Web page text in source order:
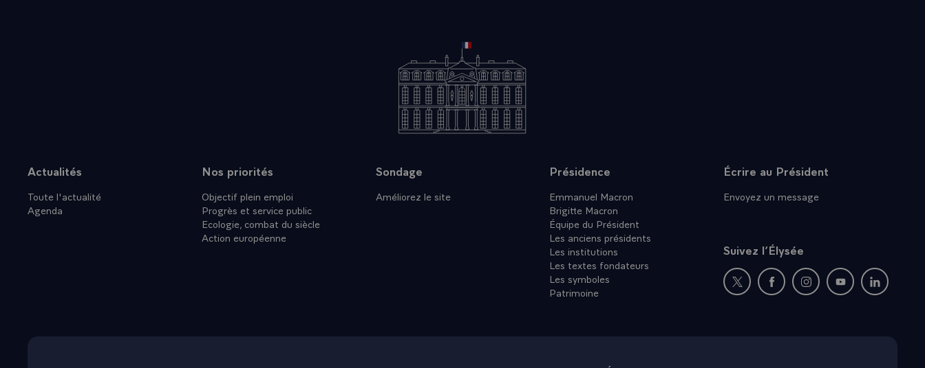
Plan du site
Actualités
Toute l'actualité
Agenda
Nos priorités
Objectif plein emploi
Progrès et service public
Ecologie, combat du siècle
Action européenne
Sondage
Améliorez le site
Présidence
Emmanuel Macron
Brigitte Macron
Équipe du Président
Les anciens présidents
Les institutions
Les textes fondateurs
Les symboles
Patrimoine
Écrire au Président
Envoyez un message
Suivez l’Élysée
Nouvelle fenêtre : rejoignez-nous sur
Nouvelle fenêtre : rejoignez-nous
Nouvelle fenêtre :
Nouvelle fenêtre :
Nouvelle